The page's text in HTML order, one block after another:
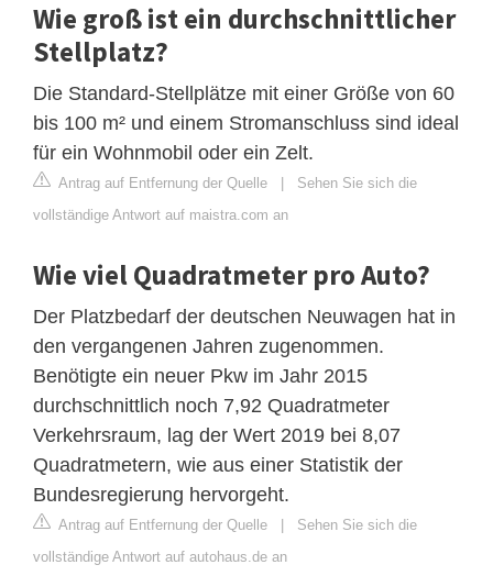
Wie groß ist ein durchschnittlicher
Stellplatz?
Die Standard-Stellplätze mit einer Größe von 60
bis 100 m² und einem Stromanschluss sind ideal
für ein Wohnmobil oder ein Zelt.
Antrag auf Entfernung der Quelle
Sehen Sie sich die
vollständige Antwort auf maistra.com an
Wie viel Quadratmeter pro Auto?
Der Platzbedarf der deutschen Neuwagen hat in
den vergangenen Jahren zugenommen.
Benötigte ein neuer Pkw im Jahr 2015
durchschnittlich noch 7,92 Quadratmeter
Verkehrsraum, lag der Wert 2019 bei 8,07
Quadratmetern, wie aus einer Statistik der
Bundesregierung hervorgeht.
Antrag auf Entfernung der Quelle
Sehen Sie sich die
vollständige Antwort auf autohaus.de an